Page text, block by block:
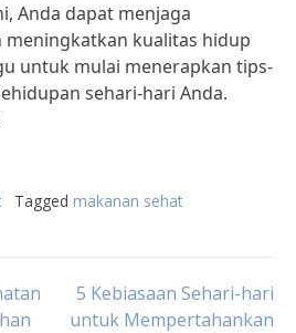
Anda dapat menjaga
kualitas hidup
untuk mulai menerapkan tips-
sehari-hari Anda.
Tagged makanan sehat
5 Kebiasaan Sehari-hari
untuk Mempertahankan